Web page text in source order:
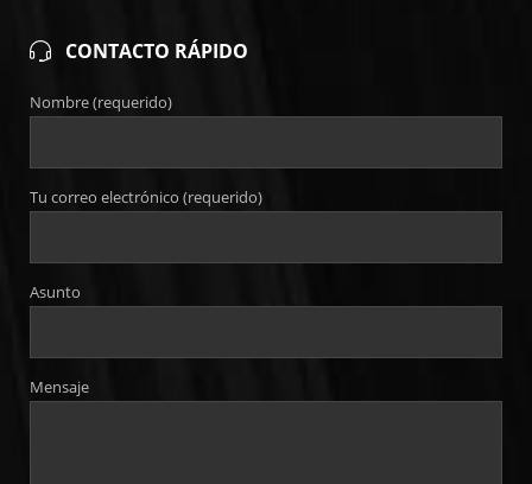
CONTACTO RÁPIDO
Nombre (requerido)
Tu correo electrónico (requerido)
Asunto
Mensaje